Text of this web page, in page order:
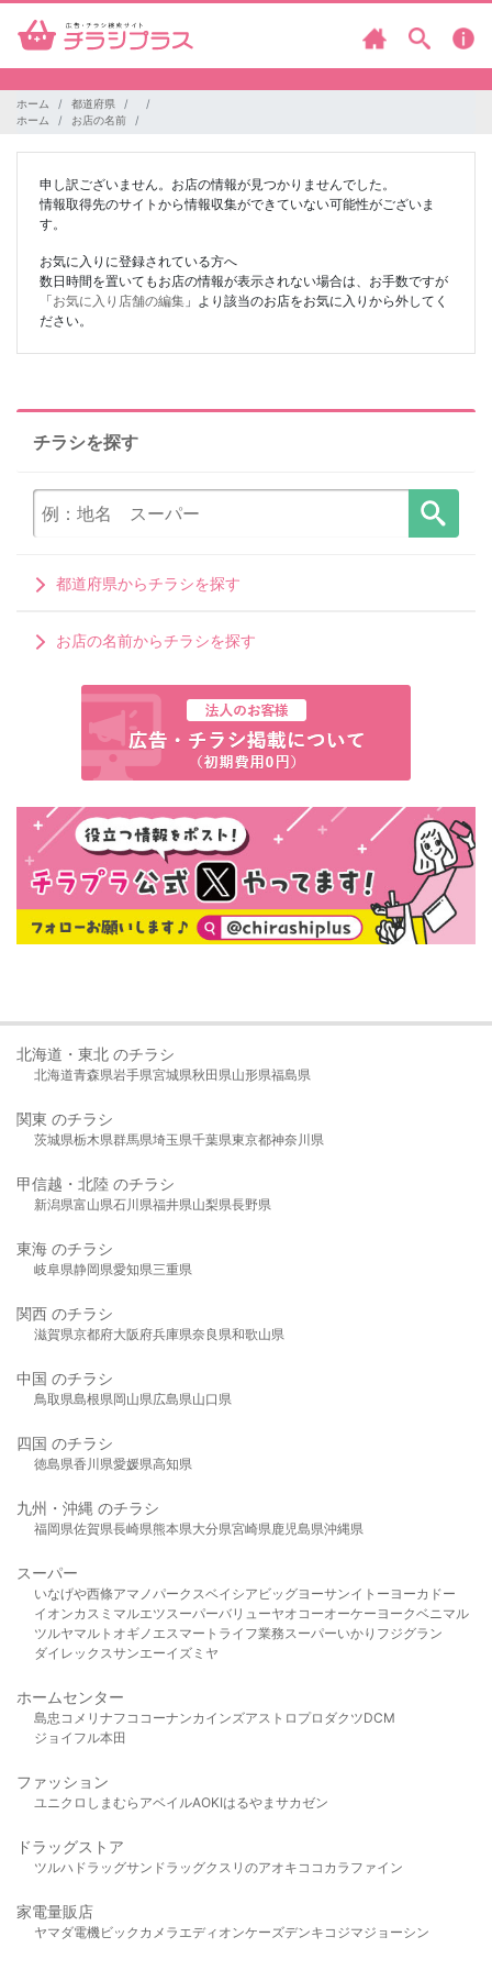
ホーム
都道府県
ホーム
お店の名前
申し訳ございません。お店の情報が見つかりませんでした。
情報取得先のサイトから情報収集ができていない可能性がございま
す。
お気に入りに登録されている方へ
数日時間を置いてもお店の情報が表示されない場合は、お手数ですが
「お気に入り店舗の編集 」より該当のお店をお気に入りから外してく
ださい。
チラシを探す
都道府県からチラシを探す
お店の名前からチラシを探す
北海道・東北 のチラシ
北海道青森県岩手県宮城県秋田県山形県福島県
関東 のチラシ
茨城県栃木県群馬県埼玉県千葉県東京都神奈川県
甲信越・北陸 のチラシ
新潟県富山県石川県福井県山梨県長野県
東海 のチラシ
岐阜県静岡県愛知県三重県
関西 のチラシ
滋賀県京都府大阪府兵庫県奈良県和歌山県
中国 のチラシ
鳥取県島根県岡山県広島県山口県
四国 のチラシ
徳島県香川県愛媛県高知県
九州・沖縄 のチラシ
福岡県佐賀県長崎県熊本県大分県宮崎県鹿児島県沖縄県
スーパー
いなげや西條アマノパークスベイシア ビッグヨーサンイトーヨーカドー
イオンカスミ マルエツスーパーバリューヤオコーオーケー ヨークベニマル
ツルヤマルト オギノ エスマート ライフ業務スーパーいかり フジグラン
ダイレックスサンエーイズミヤ
ホームセンター
島忠 コメリ ナフコ コーナンカインズアストロプロダクツDCM
ジョイフル本田
ファッション
ユニクロ しまむら アベイルAOKIはるやま サカゼン
ドラッグストア
ツルハドラッグサンドラッグクスリのアオキ ココカラファイン
家電量販店
ヤマダ電機ビックカメラ エディオンケーズデンキ コジマジョーシン